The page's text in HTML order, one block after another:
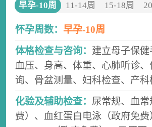
早孕-10周 11-14周 15-18周
怀孕周数： 早孕-10周
体格检查与咨询： 建立母子保健
血压、身高、体重、心肺听诊、
询、骨盆测量、妇科检查、产科
化验及辅助检查： 尿常规、血
费）、血红蛋白电泳（政府免费